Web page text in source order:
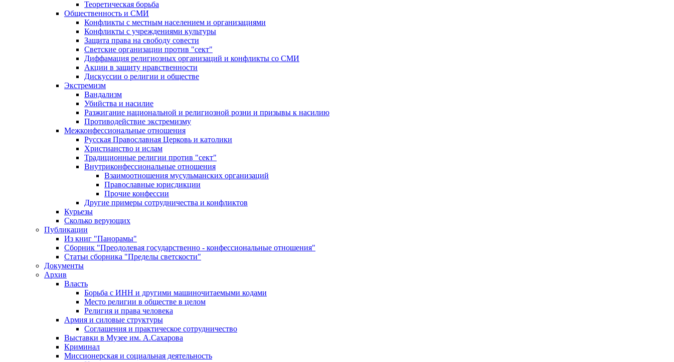
Теоретическая борьба
Общественность и СМИ
Конфликты с местным населением и организациями
Конфликты с учреждениями культуры
Защита права на свободу совести
Светские организации против "сект"
Диффамация религиозных организаций и конфликты со СМИ
Акции в защиту нравственности
Дискуссии о религии и обществе
Экстремизм
Вандализм
Убийства и насилие
Разжигание национальной и религиозной розни и призывы к насилию
Противодействие экстремизму
Межконфессиональные отношения
Русская Православная Церковь и католики
Христианство и ислам
Традиционные религии против "сект"
Внутриконфессиональные отношения
Взаимоотношения мусульманских организаций
Православные юрисдикции
Прочие конфессии
Другие примеры сотрудничества и конфликтов
Курьезы
Сколько верующих
Публикации
Из книг "Панорамы"
Сборник "Преодолевая государственно - конфессиональные отношения"
Статьи сборника "Пределы светскости"
Документы
Архив
Власть
Борьба с ИНН и другими машиночитаемыми кодами
Место религии в обществе в целом
Религия и права человека
Армия и силовые структуры
Соглашения и практическое сотрудничество
Выставки в Музее им. А.Сахарова
Криминал
Миссионерская и социальная деятельность